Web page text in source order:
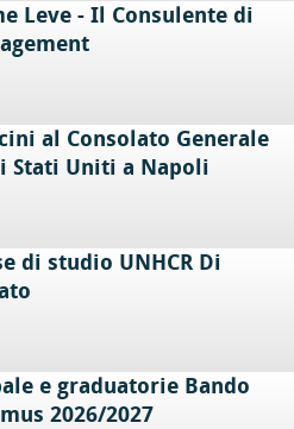
Leve - Il Consulente di
al Consolato Generale
Stati Uniti a Napoli
di studio UNHCR Di
e graduatorie Bando
2026/2027